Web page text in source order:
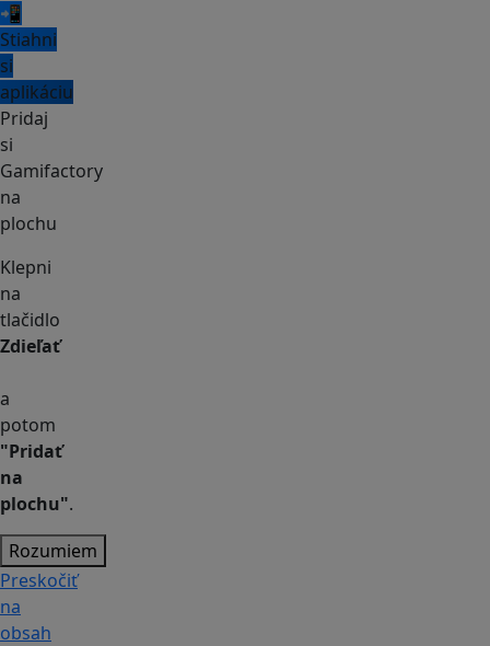
📲
Stiahni
si
aplikáciu
Pridaj
si
Gamifactory
na
plochu
Klepni
na
tlačidlo
Zdieľať
a
potom
"Pridať
na
plochu".
Rozumiem
Preskočiť
na
obsah